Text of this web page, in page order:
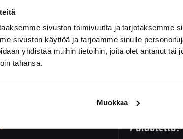
sivuston toimivuutta ja tarjotaksemme
sivuston käyttöä ja tarjoamme sinulle
yhdistää muihin tietoihin, joita olet antanut tai
tahansa.
Muokkaa
Medialle
Hukan
Palautetta?